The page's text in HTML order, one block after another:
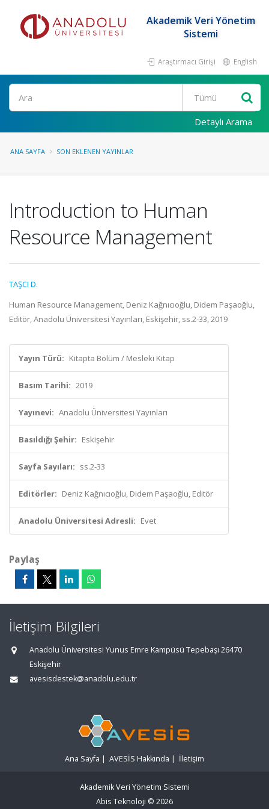
Akademik Veri Yönetim
Sistemi
Araştırmacı Girişi English
Ara
Detaylı Arama
ANA SAYFA SON EKLENEN YAYINLAR
Introduction to Human
Resource Management
TAŞCI D.
Human Resource Management, Deniz Kağnıcıoğlu, Didem Paşaoğlu,
Editör, Anadolu Üniversitesi Yayınları, Eskişehir, ss.2-33, 2019
Yayın Türü: Kitapta Bölüm / Mesleki Kitap
Basım Tarihi: 2019
Yayınevi: Anadolu Üniversitesi Yayınları
Basıldığı Şehir: Eskişehir
Sayfa Sayıları: ss.2-33
Editörler: Deniz Kağnıcıoğlu, Didem Paşaoğlu, Editör
Anadolu Üniversitesi Adresli: Evet
Paylaş
İletişim Bilgileri
Anadolu Üniversitesi Yunus Emre Kampüsü Tepebaşı 26470
Eskişehir
avesisdestek@anadolu.edu.tr
Ana Sayfa | AVESİS Hakkında | İletişim
Akademik Veri Yönetim Sistemi
Abis Teknoloji © 2026